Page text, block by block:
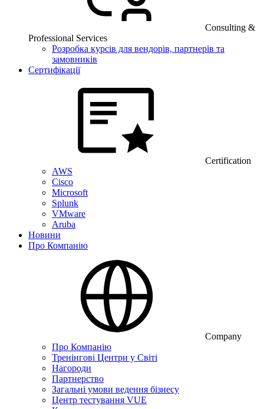
Consulting &
Professional Services
Розробка курсів для вендорів, партнерів та
замовників
Сертифікації
Certification
AWS
Cisco
Microsoft
Splunk
VMware
Aruba
Новини
Про Компанію
Company
Про Компанію
Тренінгові Центри у Світі
Нагороди
Партнерство
Загальні умови ведення бізнесу
Центр тестування VUE